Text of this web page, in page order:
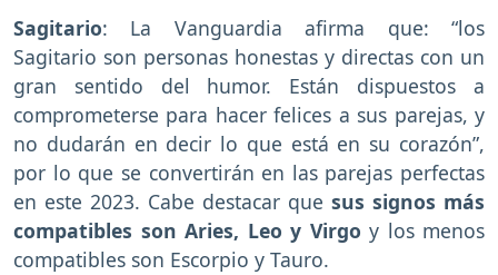
Sagitario: La Vanguardia afirma que: “los
Sagitario son personas honestas y directas con un
gran sentido del humor. Están dispuestos a
comprometerse para hacer felices a sus parejas, y
no dudarán en decir lo que está en su corazón”,
por lo que se convertirán en las parejas perfectas
en este 2023. Cabe destacar que sus signos más
compatibles son Aries, Leo y Virgo y los menos
compatibles son Escorpio y Tauro.